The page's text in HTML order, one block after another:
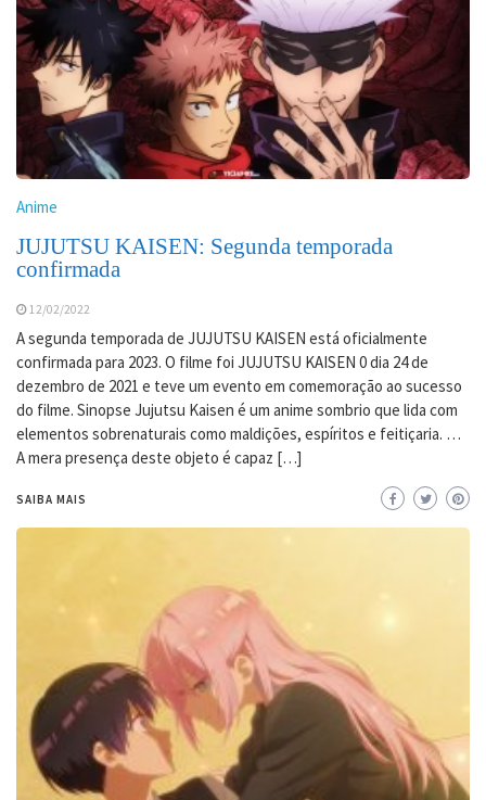
Anime
JUJUTSU KAISEN: Segunda temporada
confirmada
12/02/2022
A segunda temporada de JUJUTSU KAISEN está oficialmente
confirmada para 2023. O filme foi JUJUTSU KAISEN 0 dia 24 de
dezembro de 2021 e teve um evento em comemoração ao sucesso
do filme. Sinopse Jujutsu Kaisen é um anime sombrio que lida com
elementos sobrenaturais como maldições, espíritos e feitiçaria. …
A mera presença deste objeto é capaz […]
SAIBA MAIS